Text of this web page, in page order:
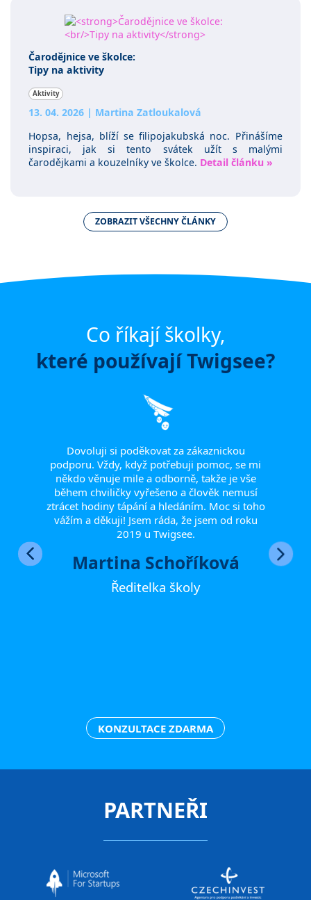
Čarodějnice ve školce:
Tipy na aktivity
Aktivity
13. 04. 2026 | Martina Zatloukalová
Hopsa, hejsa, blíží se filipojakubská noc. Přinášíme
inspiraci, jak si tento svátek užít s malými
čarodějkami a kouzelníky ve školce. Detail článku »
ZOBRAZIT VŠECHNY ČLÁNKY
Co říkají školky,
které používají Twigsee?
Dovoluji si poděkovat za zákaznickou
podporu. Vždy, když potřebuji pomoc, se mi
někdo věnuje mile a odborně, takže je vše
během chviličky vyřešeno a člověk nemusí
ztrácet hodiny tápání a hledáním. Moc si toho
vážím a děkuji! Jsem ráda, že jsem od roku
2019 u Twigsee.
Martina Schoříková
Ředitelka školy
KONZULTACE ZDARMA
PARTNEŘI